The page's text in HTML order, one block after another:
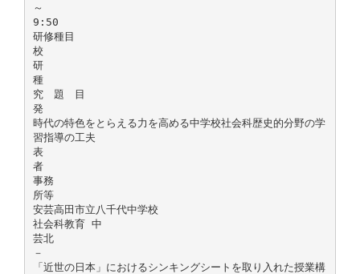
～
9:50
研修種目
校
研
種
究 題 目
発
時代の特色をとらえる力を高める中学校社会科歴史的分野の学
習指導の工夫
表
者
事務
所等
安芸高田市立八千代中学校
社会科教育 中
芸北
－
「近世の日本」におけるシンキングシートを取り入れた授業構